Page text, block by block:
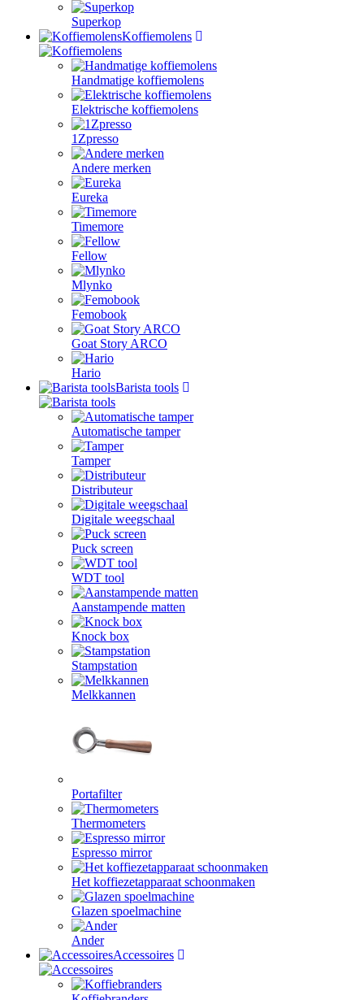
Superkop
Koffiemolens
Handmatige koffiemolens
Elektrische koffiemolens
1Zpresso
Andere merken
Eureka
Timemore
Fellow
Mlynko
Femobook
Goat Story ARCO
Hario
Barista tools
Automatische tamper
Tamper
Distributeur
Digitale weegschaal
Puck screen
WDT tool
Aanstampende matten
Knock box
Stampstation
Melkkannen
Portafilter
Thermometers
Espresso mirror
Het koffiezetapparaat schoonmaken
Glazen spoelmachine
Ander
Accessoires